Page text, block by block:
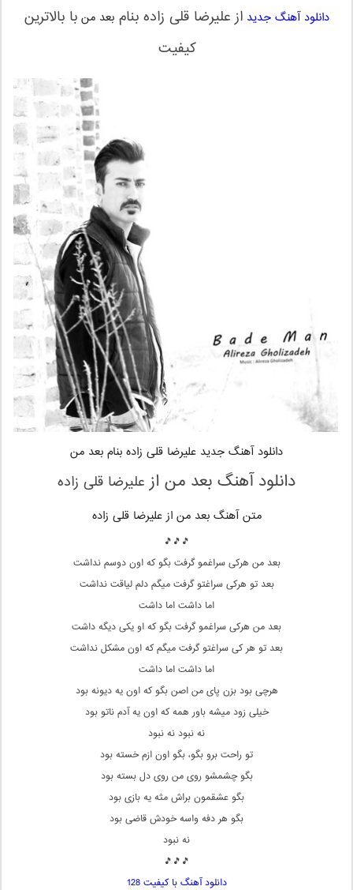
دانلود آهنگ جدید ازعلیرضا قلی زادهبنامبعد منبا بالاترین
کیفیت
دانلود آهنگ جدید علیرضا قلی زاده بنام بعد من
دانلود آهنگ بعد من از علیرضا قلی زاده
متن آهنگ بعد من از علیرضا قلی زاده
🎵🎵🎵
بعد من هرکی سراغمو گرفت بگو که اون دوسم نداشت
بعد تو هرکی سراغتو گرفت میگم دلم لیاقت نداشت
اما داشت اما داشت
بعد من هرکی سراغمو گرفت بگو که او یکی دیگه داشت
بعد تو هر کی سراغتو گرفت میگم که اون مشکل نداشت
اما داشت اما داشت
هرچی بود بزن پای من اصن بگو که اون یه دیونه بود
خیلی زود میشه باور همه که اون یه آدم ناتو بود
نه نبود نه نبود
تو راحت برو بگو، بگو اون ازم خسته بود
بگو چشمشو روی من روی دل بسته بود
بگو عشقمون براش مثه یه بازی بود
بگو هر دفه واسه خودش قاضی بود
نه نبود
🎵🎵🎵
دانلود آهنگ با کیفیت 128